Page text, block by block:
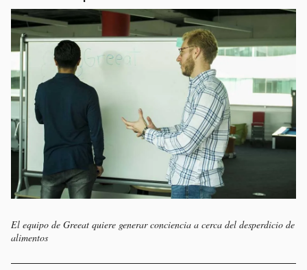
El equipo de Greeat quiere generar conciencia a cerca del desperdicio de
alimentos